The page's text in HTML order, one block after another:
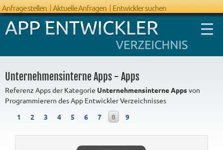
Anfrage stellen Aktuelle Anfragen Entwickler suchen
Unternehmensinterne Apps - Apps
Referenz Apps der Kategorie Unternehmensinterne Appsvon
Programmierern des App Entwickler Verzeichnisses
1
2 3 4 5 6 7 8 9